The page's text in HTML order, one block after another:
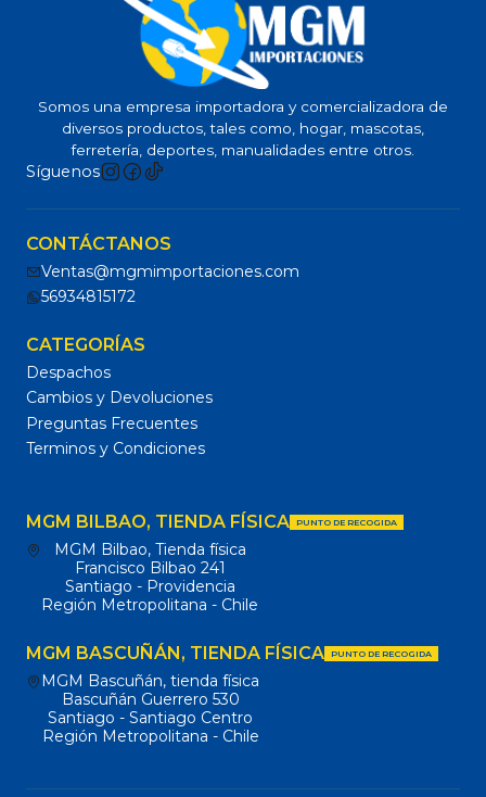
Somos una empresa importadora y comercializadora de
diversos productos, tales como, hogar, mascotas,
ferretería, deportes, manualidades entre otros.
Síguenos
CONTÁCTANOS
Ventas@mgmimportaciones.com
56934815172
CATEGORÍAS
Despachos
Cambios y Devoluciones
Preguntas Frecuentes
Terminos y Condiciones
MGM BILBAO, TIENDA FÍSICA PUNTO DE RECOGIDA
MGM Bilbao, Tienda física
Francisco Bilbao 241
Santiago - Providencia
Región Metropolitana - Chile
MGM BASCUÑÁN, TIENDA FÍSICA PUNTO DE RECOGIDA
MGM Bascuñán, tienda física
Bascuñán Guerrero 530
Santiago - Santiago Centro
Región Metropolitana - Chile